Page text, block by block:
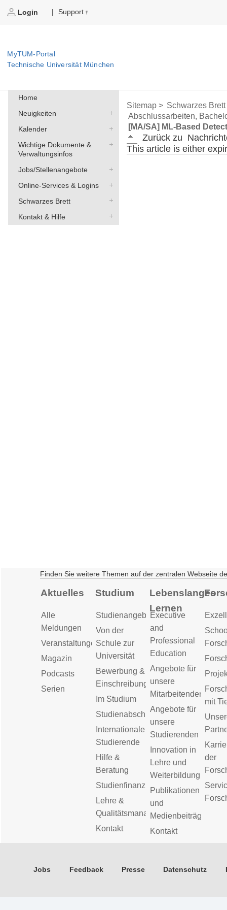
Login | Support
MyTUM-Portal
Technische Universität München
Home
Neuigkeiten
Kalender
Wichtige Dokumente &
Verwaltungsinfos
Jobs/Stellenangebote
Online-Services & Logins
Schwarzes Brett
Kontakt & Hilfe
Sitemap > Schwarzes Brett
Abschlussarbeiten,
[MA/SA] ML-Based
Zurück zu
This article is either
Finden Sie weitere Themen auf der zentralen Webseite
Aktuelles
Alle
Meldungen
Veranstaltungen
Magazin
Podcasts
Serien
Studium
Studienangebot
Von der
Schule zur
Universität
Bewerbung &
Einschreibung
Im Studium
Studienabschluss
Internationale
Studierende
Hilfe &
Beratung
Studienfinanzierung
Lehre &
Qualitätsmanagement
Kontakt
Lebenslanges
Lernen
Executive
and
Professional
Education
Angebote für
unsere
Mitarbeitenden
Angebote für
unsere
Studierenden
Innovation in
Lehre und
Weiterbildung
Publikationen
und
Medienbeiträge
Kontakt
mit
der
Jobs Feedback Presse Datenschutz